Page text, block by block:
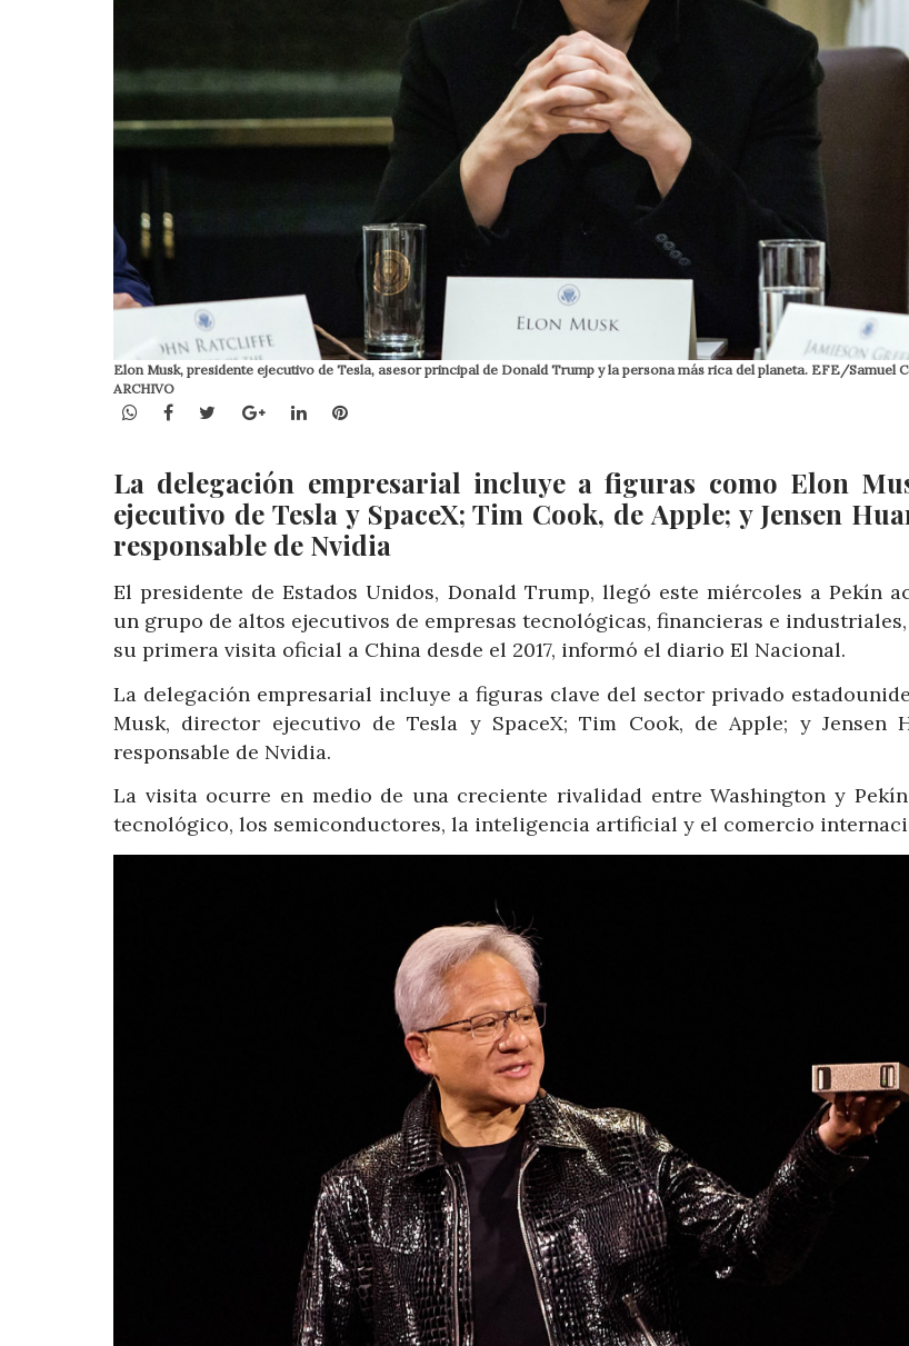
Elon Musk, presidente ejecutivo de Tesla, asesor principal de Donald Trump y la persona más rica del planeta. EFE/Samuel
ARCHIVO
WhatsApp
Facebook
TwitterGoogle+LinkedInPinterest
La delegación empresarial incluye a figuras como Elon
ejecutivo de Tesla y SpaceX; Tim Cook, de Apple; y Jensen
responsable de Nvidia
El presidente de Estados Unidos, Donald Trump, llegó este miércoles a Pekín
un grupo de altos ejecutivos de empresas tecnológicas, financieras e
su primera visita oficial a China desde el 2017, informó el diario El Nacional.
La delegación empresarial incluye a figuras clave del sector privado
Musk, director ejecutivo de Tesla y SpaceX; Tim Cook, de Apple; y Jensen
responsable de Nvidia.
La visita ocurre en medio de una creciente rivalidad entre Washington y
tecnológico, los semiconductores, la inteligencia artificial y el comercio